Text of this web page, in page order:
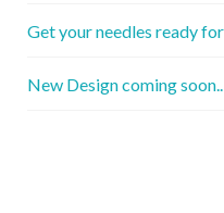
Get your needles ready
New Design coming soon..